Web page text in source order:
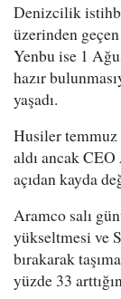
Denizcilik
üzerinden
Yenbu ise 1
hazır
yaşadı.
Husiler temmuz
aldı ancak
açıdan kayda
Aramco salı
yükseltmesi ve
bırakarak
yüzde 33